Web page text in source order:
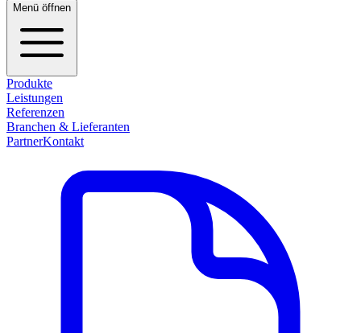
Menü öffnen
Produkte
Leistungen
Referenzen
Branchen & Lieferanten
PartnerKontakt